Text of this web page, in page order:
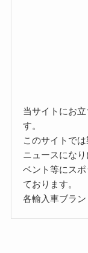
当サイトにお
す。
このサイトで
ニュースにな
ベント等にス
ております。
各輸入車ブラン